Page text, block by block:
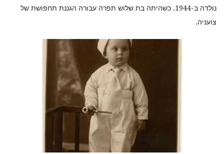
נולדה ב-1944. כשהיתה בת שלוש תפרה עבורה הגננת תחפושת של
צועניה.